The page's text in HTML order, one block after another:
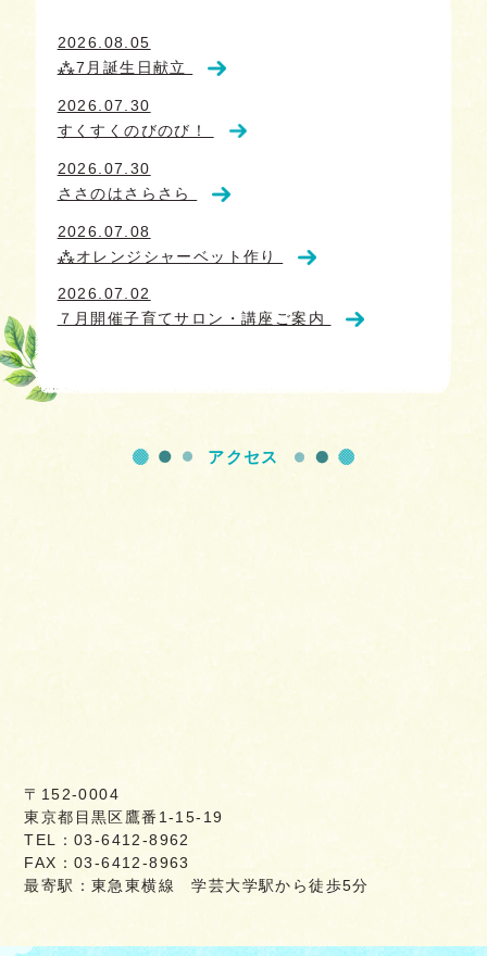
2026.08.05
⁂7月誕生日献立
2026.07.30
すくすくのびのび！
2026.07.30
ささのはさらさら
2026.07.08
⁂オレンジシャーベット作り
2026.07.02
７月開催子育てサロン・講座ご案内
アクセス
〒152-0004
東京都目黒区鷹番1-15-19
TEL：03-6412-8962
FAX：03-6412-8963
最寄駅：東急東横線 学芸大学駅から徒歩5分